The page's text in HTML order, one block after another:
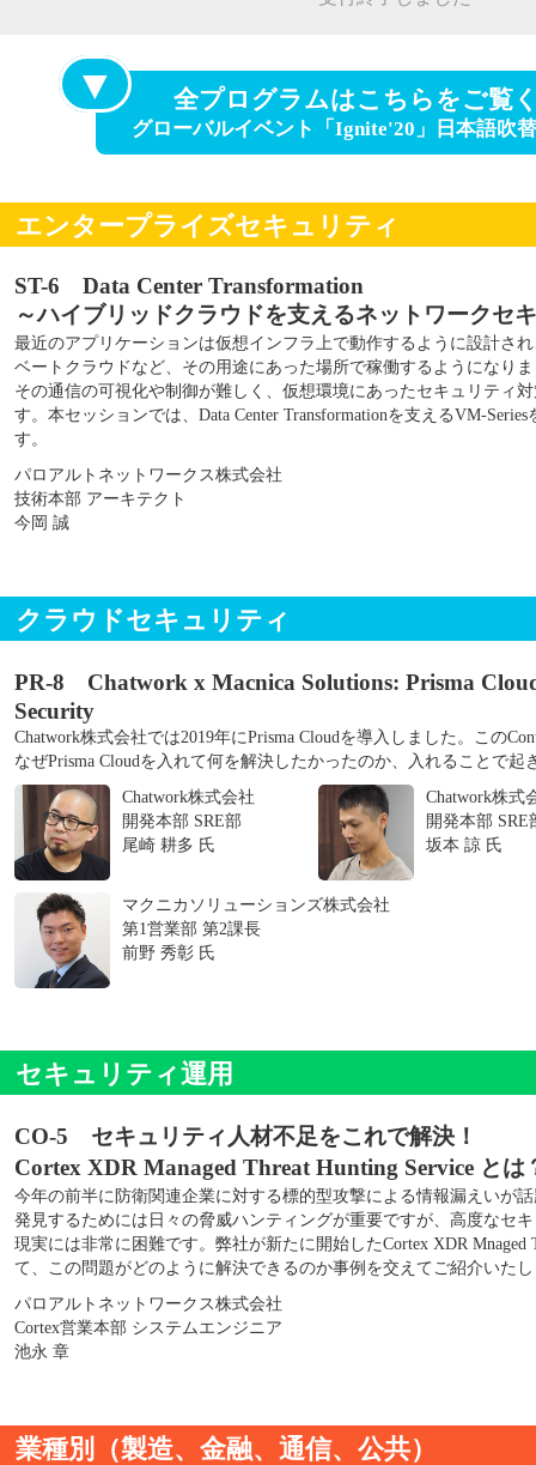
▼ 全プログラムはこちらをご覧
グローバルイベント「Ignite'20」日本語吹
エンタープライズセキュリティ
ST-6 Data Center Transformation
～ハイブリッドクラウドを支えるネットワークセ
最近のアプリケーションは仮想インフラ上で動作するように設計さ
ベートクラウドなど、その用途にあった場所で稼働するようになり
その通信の可視化や制御が難しく、仮想環境にあったセキュリティ
す。本セッションでは、Data Center Transformationを支えるVM-
す。
パロアルトネットワークス株式会社
技術本部 アーキテクト
今岡 誠
クラウドセキュリティ
PR-8 Chatwork x Macnica Solutions: Prisma
Security
Chatwork株式会社では2019年にPrisma Cloudを導入しました。この
なぜPrisma Cloudを入れて何を解決したかったのか、入れることで
Chatwork株式会社
開発本部 SRE部
尾崎 耕多 氏
Chatwork株式
開発本部 SRE
坂本 諒 氏
マクニカソリューションズ株式会社
第1営業部 第2課長
前野 秀彰 氏
セキュリティ運用
CO-5 セキュリティ人材不足をこれで解決！
Cortex XDR Managed Threat Hunting Service とは
今年の前半に防衛関連企業に対する標的型攻撃による情報漏えいが
発見するためには日々の脅威ハンティングが重要ですが、高度なセ
現実には非常に困難です。弊社が新たに開始したCortex XDR Mnaged
て、この問題がどのように解決できるのか事例を交えてご紹介いた
パロアルトネットワークス株式会社
Cortex営業本部 システムエンジニア
池永 章
業種別（製造、金融、通信、公共）